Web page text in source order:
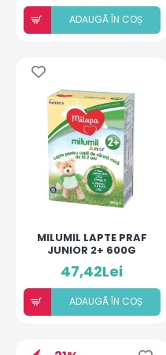
ADAUGÃ ÎN COȘ
MILUMIL LAPTE PRAF
JUNIOR 2+ 600G
47,42Lei
ADAUGÃ ÎN COȘ